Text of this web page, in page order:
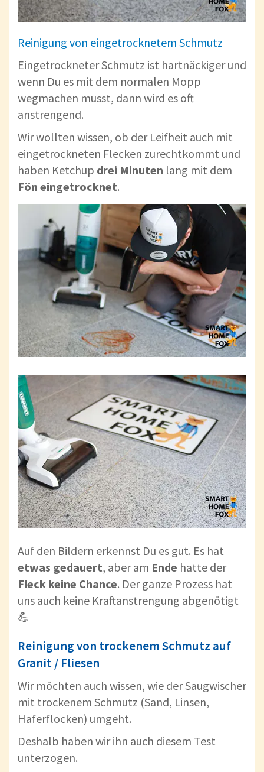
Reinigung von eingetrocknetem Schmutz
Eingetrockneter Schmutz ist hartnäckiger und
wenn Du es mit dem normalen Mopp
wegmachen musst, dann wird es oft
anstrengend.
Wir wollten wissen, ob der Leifheit auch mit
eingetrockneten Flecken zurechtkommt und
haben Ketchup drei Minuten lang mit dem
Fön eingetrocknet.
Auf den Bildern erkennst Du es gut. Es hat
etwas gedauert, aber am Ende hatte der
Fleck keine Chance. Der ganze Prozess hat
uns auch keine Kraftanstrengung abgenötigt
💪
Reinigung von trockenem Schmutz auf
Granit / Fliesen
Wir möchten auch wissen, wie der Saugwischer
mit trockenem Schmutz (Sand, Linsen,
Haferflocken) umgeht.
Deshalb haben wir ihn auch diesem Test
unterzogen.